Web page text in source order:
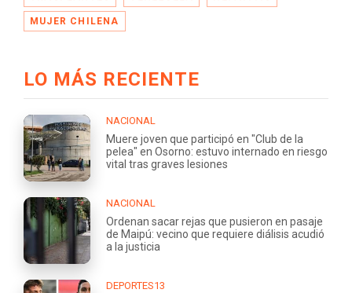
MUJER CHILENA
LO MÁS RECIENTE
NACIONAL
Muere joven que participó en "Club de la
pelea" en Osorno: estuvo internado en riesgo
vital tras graves lesiones
NACIONAL
Ordenan sacar rejas que pusieron en pasaje
de Maipú: vecino que requiere diálisis acudió
a la justicia
DEPORTES13